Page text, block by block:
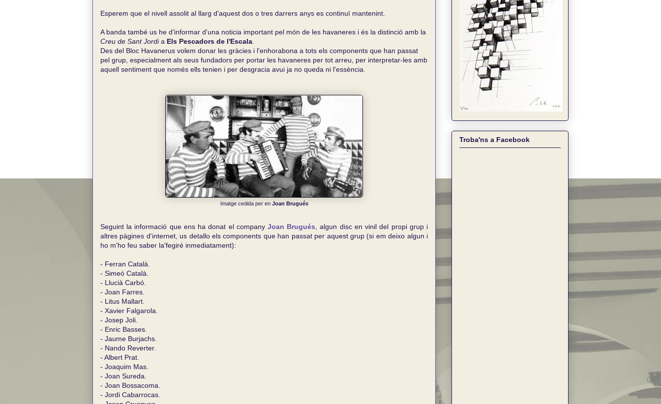
Esperem que el nivell assolit al llarg d'aquest dos o tres darrers anys es continuï mantenint.
A banda també us he d'informar d'una noticia important pel món de les havaneres i és la distinció amb la
Creu de Sant Jordia Els Pescadors de l'Escala
Des del Bloc Havanerus volem donar les gràcies i l'enhorabona a tots els components que han passat
pel grup, especialment als seus fundadors per portar les havaneres per tot arreu, per interpretar-les amb
aquell sentiment que només ells tenien i per desgracia avui ja no queda ni l'essència.
Imatge cedida per en Joan Brugués
Seguint la informació que ens ha donat el company Joan Brugués , algun disc en vinil del propi grup i
altres pàgines d'internet, us detallo els components que han passat per aquest grup (si em deixo algun i
ho m'ho feu saber la'fegiré inmediatament):
- Ferran Català.
- Simeó Català.
- Llucià Carbó.
- Joan Farres.
- Litus Mallart.
- Xavier Falgarola.
- Josep Joli.
- Enric Basses.
- Jaume Burjachs.
- Nando Reverter.
- Albert Prat.
- Joaquim Mas.
- Joan Sureda.
- Joan Bossacoma.
- Jordi Cabarrocas.
Troba'ns a Facebook